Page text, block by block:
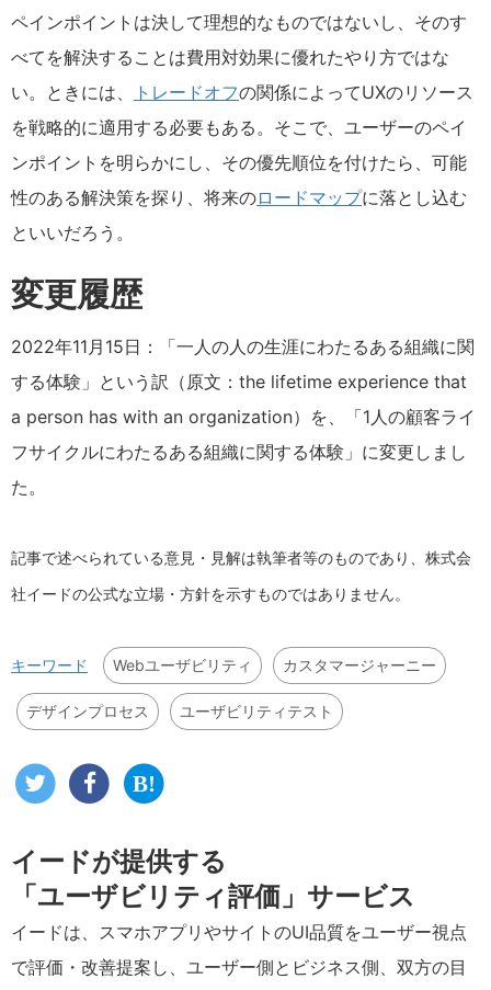
ペインポイントは決して理想的なものではないし、そのす
べてを解決することは費用対効果に優れたやり方ではな
い。ときには、
トレードオフの関係によってUXのリソース
を戦略的に適用する必要もある。そこで、ユーザーのペイ
ンポイントを明らかにし、その優先順位を付けたら、可能
性のある解決策を探り、将来のロードマップに落とし込む
といいだろう。
変更履歴
2022年11月15日：「一人の人の生涯にわたるある組織に関
する体験」という訳（原文：the lifetime experience that
a person has with an organization）を、「1人の顧客ライ
フサイクルにわたるある組織に関する体験」に変更しまし
た。
記事で述べられている意見・見解は執筆者等のものであり、株式会
社イードの公式な立場・方針を示すものではありません。
キーワード Webユーザビリティ カスタマージャーニー
デザインプロセス ユーザビリティテスト
イードが提供する
「ユーザビリティ評価」サービス
イードは、スマホアプリやサイトのUI品質をユーザー視点
で評価・改善提案し、ユーザー側とビジネス側、双方の目